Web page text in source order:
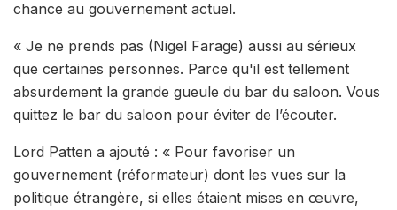
chance au gouvernement actuel.
« Je ne prends pas (Nigel Farage) aussi au sérieux
que certaines personnes. Parce qu'il est tellement
absurdement la grande gueule du bar du saloon. Vous
quittez le bar du saloon pour éviter de l’écouter.
Lord Patten a ajouté : « Pour favoriser un
gouvernement (réformateur) dont les vues sur la
politique étrangère, si elles étaient mises en œuvre,